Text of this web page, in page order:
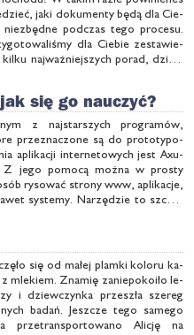
ja­ki do­ku­men­ty bę­dą dla Cie­
nie­zbęd­ne pod­czas te­go pro­ce­su.
dla Cie­bie ze­sta­wie­
kil­ku naj­waż­niej­szych po­rad, dzię­ki
się go nauczyć?
z naj­star­szych pro­gra­mów,
prze­zna­czo­ne są do pro­to­ty­po­
apli­ka­cji in­ter­ne­to­wych jest Axu­
Z je­go po­mo­cą moż­na w pro­sty
ry­so­wać stro­ny www, apli­ka­cje,
sys­te­my. Na­rzę­dzie to szcze­
się od ma­łej plam­ki ko­lo­ru ka­
mle­kiem. Zna­mię za­nie­po­ko­iło le­
i dziew­czyn­ka prze­szła sze­reg
ba­dań. Jesz­cze te­go sa­me­go
prze­trans­por­to­wa­no Ali­cję na